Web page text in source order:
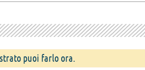
puoi farlo ora.